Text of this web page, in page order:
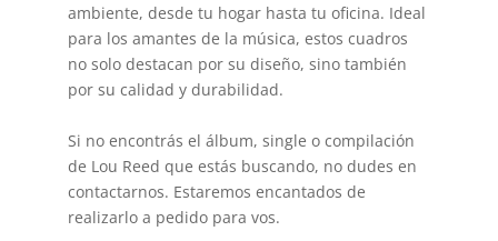
ambiente, desde tu hogar hasta tu oficina. Ideal
para los amantes de la música, estos cuadros
no solo destacan por su diseño, sino también
por su calidad y durabilidad.
Si no encontrás el álbum, single o compilación
de Lou Reed que estás buscando, no dudes en
contactarnos. Estaremos encantados de
realizarlo a pedido para vos.